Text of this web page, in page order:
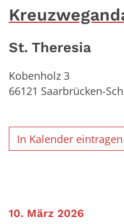
St. Theresia
Kobenholz 3
66121 Saarbrücken-
In Kalender eintragen
10. März 2026: